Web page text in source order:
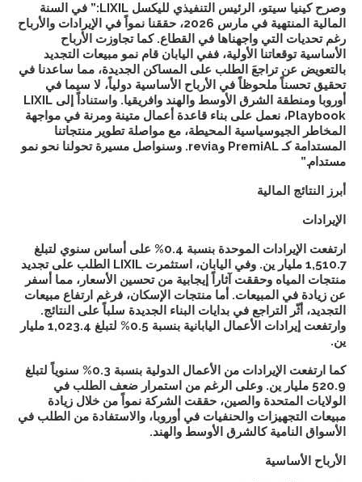
وصرح كينيا سيتو، الرئيس التنفيذي لليكسل LIXIL
:” في السنة
المالية المنتهية في مارس 2026، حققنا نمواً في الإيرادات والأرباح
رغم تحديات التي واجهناها في القطاع. كما تجاوزت الأرباح
الأساسية توقعاتنا الأولية، ففي اليابان قام نمو مبيعات التجديد
بالتعويض عن تراجعَ الطلب على المساكن الجديدة، مما ساعدنا في
تحقيق تحسناً ملحوظاً في الأرباح الأساسية دولياً، لا سيما في
أوروبا ومنطقة الشرق الأوسط والهند وافريقيا. واستناداً إلى LIXIL
Playbook، نعمل على بناء قاعدة أعمال متينة ومرنة في مواجهة
المخاطر الجيوسياسية المحيطة، مع مواصلة تطوير منتجاتنا
المستدامة كـ PremiAL وrevia. وسنواصل مسيرة تحولنا نحو نمو
مستدام.”
أبرز النتائج المالية
الإيرادات
ارتفعت الإيرادات الموحدة بنسبة 0.4% على أساس سنوي لتبلغ
1,510.7 مليار ين. وفي اليابان، استثمرت LIXIL الطلب على تجديد
منتجات المياه وحققت آثاراً إيجابية من تحسين الأسعار، مما أسفر
عن زيادة في المبيعات. أما منتجات الإسكان، فرغم ارتفاع مبيعات
التجديد، أثّر التراجع في بدايات البناء الجديدة سلباً على النتائج.
وارتفعت إيرادات الأعمال اليابانية بنسبة 0.5% لتبلغ 1,023.4 مليار
ين.
كما ارتفعت الإيرادات من الأعمال الدولية بنسبة 0.3% سنوياً لتبلغ
520.9 مليار ين. وعلى الرغم من استمرار ضعف الطلب في
الولايات المتحدة والصين، حققت الشركة نمواً من خلال زيادة
مبيعات التجهيزات والحنفيات في أوروبا، والاستفادة من الطلب في
الأسواق النامية كالشرق الأوسط والهند.
الأرباح الأساسية